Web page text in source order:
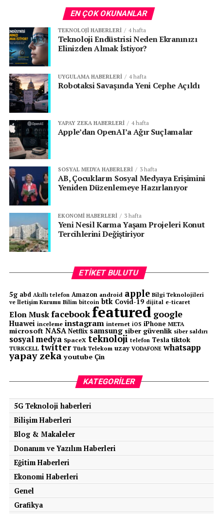
EN ÇOK OKUNANLAR
TEKNOLOJI HABERLERI 4 hafta
Teknoloji Endüstrisi Neden Ekranınızı
Elinizden Almak İstiyor?
UYGULAMA HABERLERI 4 hafta
Robotaksi Savaşında Yeni Cephe Açıldı
YAPAY ZEKA HABERLERI 4 hafta
Apple’dan OpenAI’a Ağır Suçlamalar
SOSYAL MEDYA HABERLERI 3 hafta
AB, Çocukların Sosyal Medyaya Erişimini
Yeniden Düzenlemeye Hazırlanıyor
EKONOMI HABERLERI 3 hafta
Yeni Nesil Karma Yaşam Projeleri Konut
Tercihlerini Değiştiriyor
ETIKET BULUTU
5g abd Akıllı telefon Amazon android apple Bilgi Teknolojileri
ve İletişim Kurumu Bilim bitcoin btk Covid-19 dijital e-ticaret
Elon Muskfacebook featured google
Huawei inceleme instagram internet iOS iPhone META
microsoft NASA Netflix samsung siber güvenlik siber saldırı
sosyal medya SpaceX teknoloji telefon Tesla tiktok
TURKCELL twitter Türk Telekom uzay VODAFONE whatsapp
yapay zeka youtube Çin
KATEGORILER
5G Teknoloji haberleri
Bilişim Haberleri
Blog & Makaleler
Donanım ve Yazılım Haberleri
Eğitim Haberleri
Ekonomi Haberleri
Genel
Grafikya